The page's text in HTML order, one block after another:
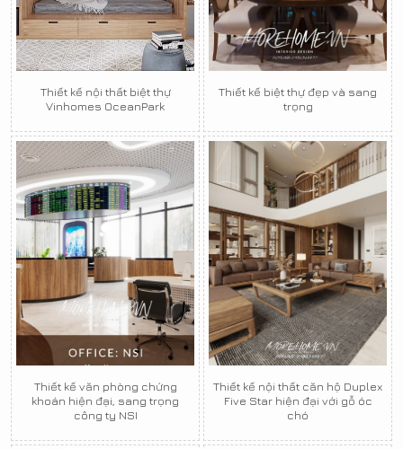
Thiết kế nội thất biệt thự
Vinhomes OceanPark
Thiết kế biệt thự đẹp và sang
trọng
Thiết kế văn phòng chứng
khoán hiện đại, sang trọng
công ty NSI
Thiết kế nội thất căn hộ Duplex
Five Star hiện đại với gỗ óc
chó